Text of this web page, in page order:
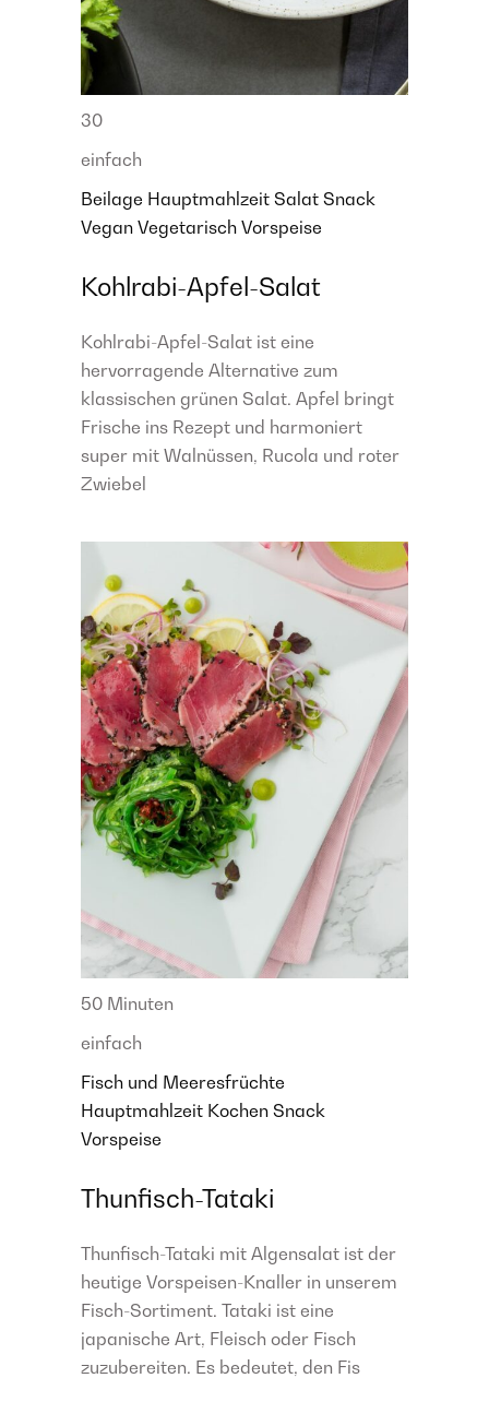
30
einfach
Beilage Hauptmahlzeit Salat Snack
Vegan Vegetarisch Vorspeise
Kohlrabi-Apfel-Salat
Kohlrabi-Apfel-Salat ist eine
hervorragende Alternative zum
klassischen grünen Salat. Apfel bringt
Frische ins Rezept und harmoniert
super mit Walnüssen, Rucola und roter
Zwiebel
50 Minuten
einfach
Fisch und Meeresfrüchte
Hauptmahlzeit Kochen Snack
Vorspeise
Thunfisch-Tataki
Thunfisch-Tataki mit Algensalat ist der
heutige Vorspeisen-Knaller in unserem
Fisch-Sortiment. Tataki ist eine
japanische Art, Fleisch oder Fisch
zuzubereiten. Es bedeutet, den Fis